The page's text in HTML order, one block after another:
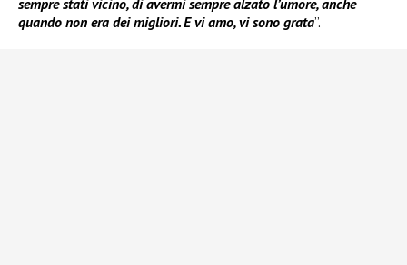
quando non era dei migliori. E vi amo, vi sono grata”.